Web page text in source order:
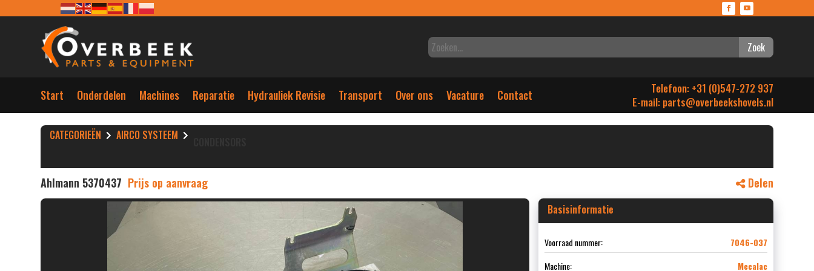
Zoek
Start Onderdelen Machines Reparatie Hydrauliek Revisie Transport Over ons Vacature Contact
Telefoon: +31 (0)547-272 937
E-mail: parts@overbeekshovels.nl
CATEGORIEËN AIRCO SYSTEEM
Ahlmann 5370437 Prijs op aanvraag Delen
Basisinformatie
Voorraad nummer:
7046-037
Machine:
Mecalac